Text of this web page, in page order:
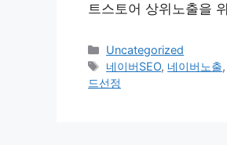
트스토어 상위노출을
Categories
Uncategorized
Tags
네이버SEO, 네이버노출,
드선정